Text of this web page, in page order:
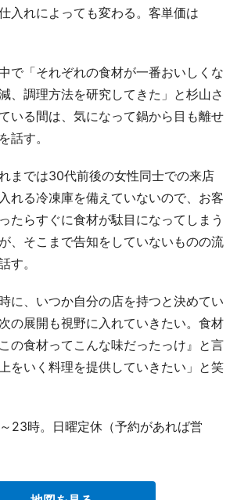
入れによっても変わる。客単価は
で「それぞれの食材が一番おいしくな
、調理方法を研究してきた」と杉山さ
いる間は、気になって鍋から目も離せ
話す。
までは30代前後の女性同士での来店
れる冷凍庫を備えていないので、お客
たらすぐに食材が駄目になってしまう
、そこまで告知をしていないものの流
す。
に、いつか自分の店を持つと決めてい
の展開も視野に入れていきたい。食材
の食材ってこんな味だったっけ』と言
をいく料理を提供していきたい」と笑
23時。日曜定休（予約があれば営